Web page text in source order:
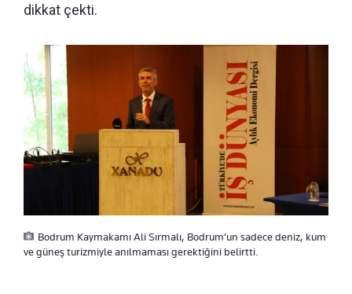
dikkat çekti.
Bodrum Kaymakamı Ali Sırmalı, Bodrum’un sadece deniz, kum
ve güneş turizmiyle anılmaması gerektiğini belirtti.